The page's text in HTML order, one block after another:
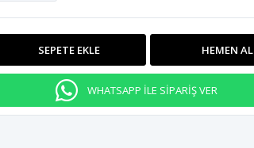
SEPETE EKLE HEMEN AL
WHATSAPP İLE SİPARİŞ VER